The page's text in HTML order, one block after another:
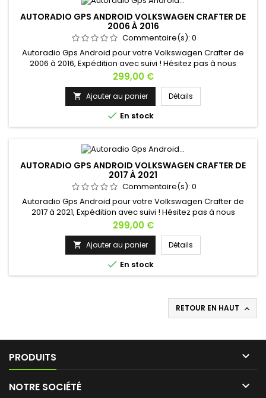
AUTORADIO GPS ANDROID VOLKSWAGEN CRAFTER DE
2006 À 2016
Commentaire(s): 0
Autoradio Gps Android pour votre Volkswagen Crafter de
2006 à 2016, Expédition avec suivi ! Hésitez pas à nous
contacter si vous avez une question !
Prix
299,00 €
 Ajouter au panier Détails
 En stock
AUTORADIO GPS ANDROID VOLKSWAGEN CRAFTER DE
2017 À 2021
Commentaire(s): 0
Autoradio Gps Android pour votre Volkswagen Crafter de
2017 à 2021, Expédition avec suivi ! Hésitez pas à nous
contacter si vous avez une question !
Prix
299,00 €
 Ajouter au panier Détails
 En stock
RETOUR EN HAUT 
PRODUITS 
NOTRE SOCIÉTÉ 